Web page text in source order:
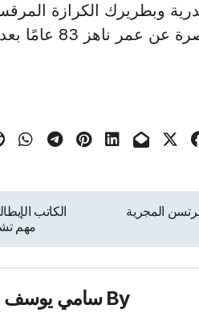
وبطريرك الكرازة
83 عامًا بعد صراع مع
المجرية
الكاتب
مهم
By سامي يوسف